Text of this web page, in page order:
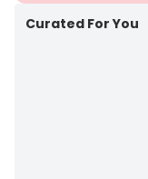
Curated For You